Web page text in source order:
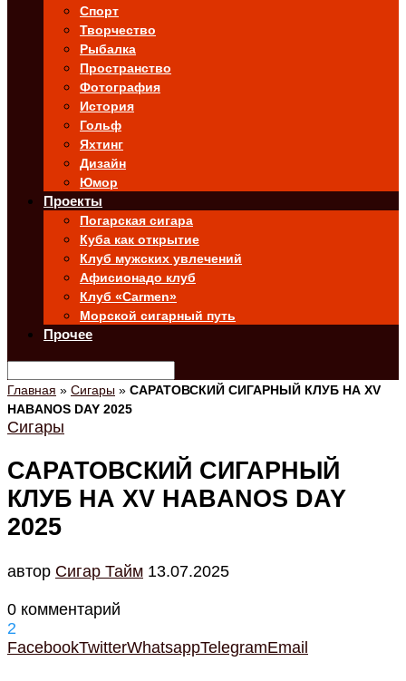
Спорт
Творчество
Рыбалка
Пространство
Фотография
История
Гольф
Яхтинг
Дизайн
Юмор
Проекты
Погарская сигара
Куба как открытие
Клуб мужских увлечений
Афисионадо клуб
Клуб «Carmen»
Морской сигарный путь
Прочее
Главная » Сигары » САРАТОВСКИЙ СИГАРНЫЙ КЛУБ НА XV
HABANOS DAY 2025
Сигары
САРАТОВСКИЙ СИГАРНЫЙ
КЛУБ НА XV HABANOS DAY
2025
автор Cигар Тайм 13.07.2025
0 комментарий
2
FacebookTwitterWhatsappTelegramEmail